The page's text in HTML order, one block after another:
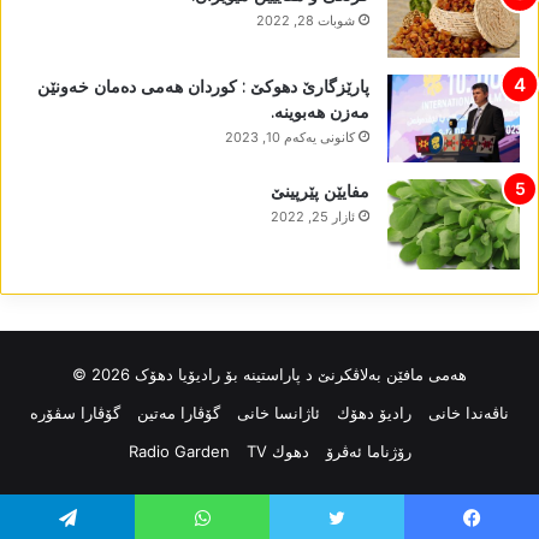
شوبات 28, 2022
پارێزگارێ دھوکێ : کوردان ھەمی دەمان خەونێن
مەزن ھەبوینە.
كانونی یه‌كه‌م 10, 2023
مفایێن پێرپینێ
ئازار 25, 2022
ھەمی مافێن بەلاڤکرنێ د پاراستینە بۆ رادیۆیا دھۆک 2026 ©
ناڤه‌ندا خانی
رادیۆ دهۆك ئاژانسا خانی گۆڤارا مەتین
گۆڤارا سڤۆرە
رۆژناما ئەڤرۆ
دهوك TV Radio Garden